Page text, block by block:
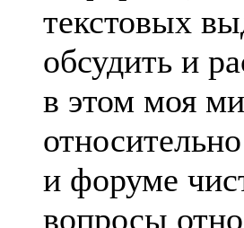
текстовых
обсудить и
в этом моя
и форуме
вопросы